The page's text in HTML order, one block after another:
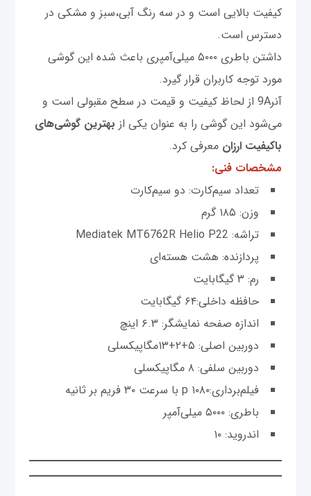
کیفیت بالایی است و در سه رنگ آبی،سبز و مشکی در
دسترس است.
داشتن باطری ۵۰۰۰ میلی‌آمپری باعث شده این گوشی
مورد توجه کاربران قرار گیرد.
آنر9A از لحاظ کیفیت و قیمت در سطح مقبولی است و
می‌شود این گوشی را به عنوان یکی از بهترین گوشی‌های
باکیفیت ارزانمعرفی کرد.
مشخصات فنی:
تعداد سیم‌کارت: دو سیم‌کارت
وزن: ۱۸۵ گرم
تراشه: Mediatek MT6762R Helio P22
پردازنده: هشت هسته‌ای
رم: ۳ گیگابایت
حافظه داخلی:۶۴ گیگابایت
اندازه صفحه نمایشگر: ۶.۳ اینچ
دوربین اصلی: ۵+۲+۱۳مگاپیکسلی
دوربین سلفی: ۸ مگاپیکسلی
فیلم‌برداری:p ۱۰۸۰ با سرعت ۳۰ فریم بر ثانیه
باطری: ۵۰۰۰ میلی‌آمپر
اندروید: ۱۰